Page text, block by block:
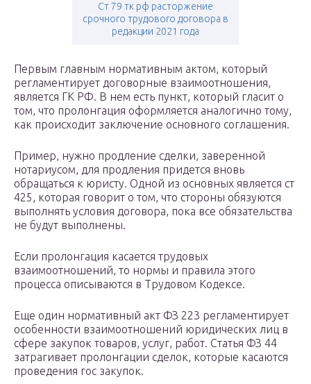
Ст 79 тк рф расторжение
срочного трудового договора в
редакции 2021 года
Первым главным нормативным актом, который
регламентирует договорные взаимоотношения,
является ГК РФ. В нем есть пункт, который гласит о
том, что пролонгация оформляется аналогично тому,
как происходит заключение основного соглашения.
Пример, нужно продление сделки, заверенной
нотариусом, для продления придется вновь
обращаться к юристу. Одной из основных является ст
425, которая говорит о том, что стороны обязуются
выполнять условия договора, пока все обязательства
не будут выполнены.
Если пролонгация касается трудовых
взаимоотношений, то нормы и правила этого
процесса описываются в Трудовом Кодексе.
Еще один нормативный акт ФЗ 223 регламентирует
особенности взаимоотношений юридических лиц в
сфере закупок товаров, услуг, работ. Статья ФЗ 44
затрагивает пролонгации сделок, которые касаются
проведения гос закупок.